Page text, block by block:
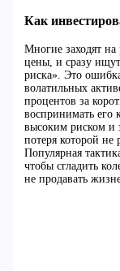
Как
Многие заходят
цены, и сразу
риска». Это
волатильных
процентов за
воспринимать его
высоким риском и
потеря которой не
Популярная
чтобы сгладить
не продавать